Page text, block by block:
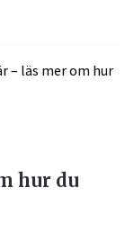
hur du